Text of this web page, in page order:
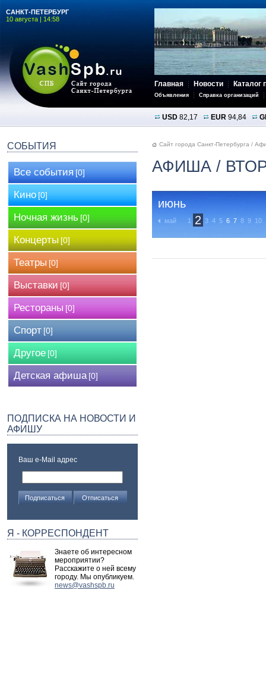
САНКТ-ПЕТЕРБУРГ
10 августа | 14:58
Главная Новости Каталог
Объявления Справка организаций
USD 82,17 EUR 94,84
СОБЫТИЯ
Все события[0]
Кино[0]
Ночная жизнь [0]
Концерты [0]
Театры [0]
Выставки [0]
Рестораны [0]
Спорт [0]
Другое [0]
Детская афиша [0]
ПОДПИСКА НА НОВОСТИ И
АФИШУ
Ваш e-Mail адрес
Я - КОРРЕСПОНДЕНТ
Знаете об интересном
мероприятии?
Расскажите о ней всему
городу. Мы опубликуем.
news@vashspb.ru
Сайт города Санкт-Петербурга /
АФИША /
июнь
май 1 2 3 4 5 6 7 8 9 10